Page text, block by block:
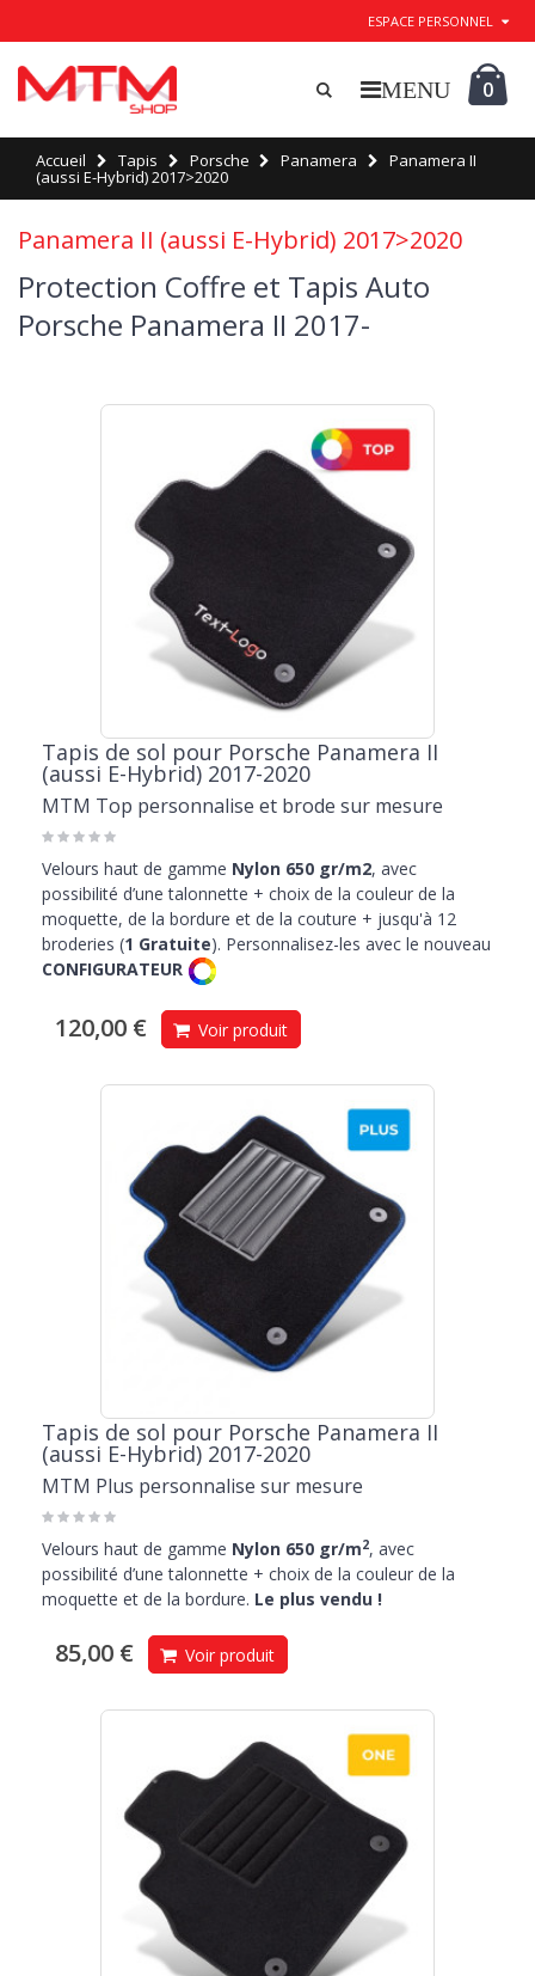
ESPACE PERSONNEL
0
Accueil Tapis Porsche Panamera Panamera II
(aussi E-Hybrid) 2017>2020
Panamera II (aussi E-Hybrid) 2017>2020
Protection Coffre et Tapis Auto
Porsche Panamera II 2017-
Tapis de sol pour Porsche Panamera II
(aussi E-Hybrid) 2017-2020
MTM Top personnalise et brode sur mesure
Velours haut de gamme Nylon 650 gr/m2, avec
possibilité d’une talonnette + choix de la couleur de la
moquette, de la bordure et de la couture + jusqu'à 12
broderies (1 Gratuite). Personnalisez-les avec le nouveau
CONFIGURATEUR
120,00 € Voir produit
Tapis de sol pour Porsche Panamera II
(aussi E-Hybrid) 2017-2020
MTM Plus personnalise sur mesure
Velours haut de gamme Nylon 650 gr/m2, avec
possibilité d’une talonnette + choix de la couleur de la
moquette et de la bordure. Le plus vendu !
85,00 € Voir produit